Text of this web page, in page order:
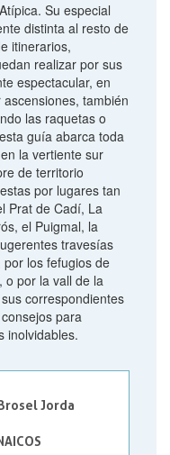
Su especial
distinta al resto de
itinerarios,
realizar por sus
espectacular, en
también
las raquetas o
guía abarca toda
la vertiente sur
de territorio
por lugares tan
Prat de Cadí, La
el Puigmal, la
travesías
los fefugios de
o por la vall de la
correspondientes
para
inolvidables.
Jorda